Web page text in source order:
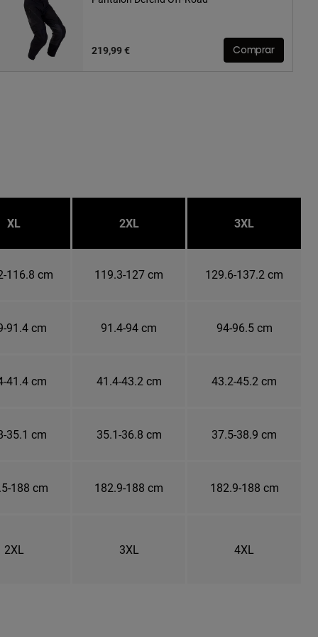
219,99 € Comprar
XL 2XL 3XL
116.8 cm 119.3-127 cm 129.6-137.2 cm
91.4 cm 91.4-94 cm 94-96.5 cm
41.4 cm 41.4-43.2 cm 43.2-45.2 cm
35.1 cm 35.1-36.8 cm 37.5-38.9 cm
188 cm 182.9-188 cm 182.9-188 cm
2XL 3XL 4XL